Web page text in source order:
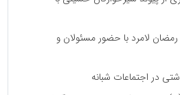
لامرد با حضور مسئولان و
در اجتماعات شبانه